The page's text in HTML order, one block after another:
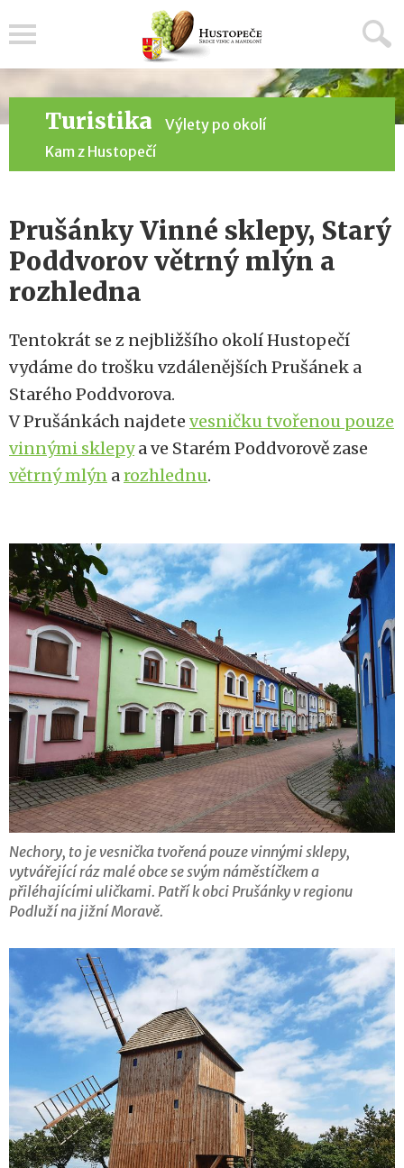
Turistika
Výlety po okolí
Kam z Hustopečí
Prušánky Vinné sklepy, Starý
Poddvorov větrný mlýn a
rozhledna
Tentokrát se z nejbližšího okolí Hustopečí
vydáme do trošku vzdálenějších Prušánek a
Starého Poddvorova.
V Prušánkách najdete vesničku tvořenou pouze
vinnými sklepya ve Starém Poddvorově zase
větrný mlýn arozhlednu.
Nechory, to je vesnička tvořená pouze vinnými sklepy,
vytvářející ráz malé obce se svým náměstíčkem a
přiléhajícími uličkami. Patří k obci Prušánky v regionu
Podluží na jižní Moravě.